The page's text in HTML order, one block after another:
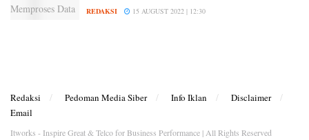
REDAKSI 15 AUGUST 2022 | 12:30
Redaksi Pedoman Media Siber Info Iklan
Disclaimer
Email
Itworks - Inspire Great & Telco for Business Performance | All Rights Reserved